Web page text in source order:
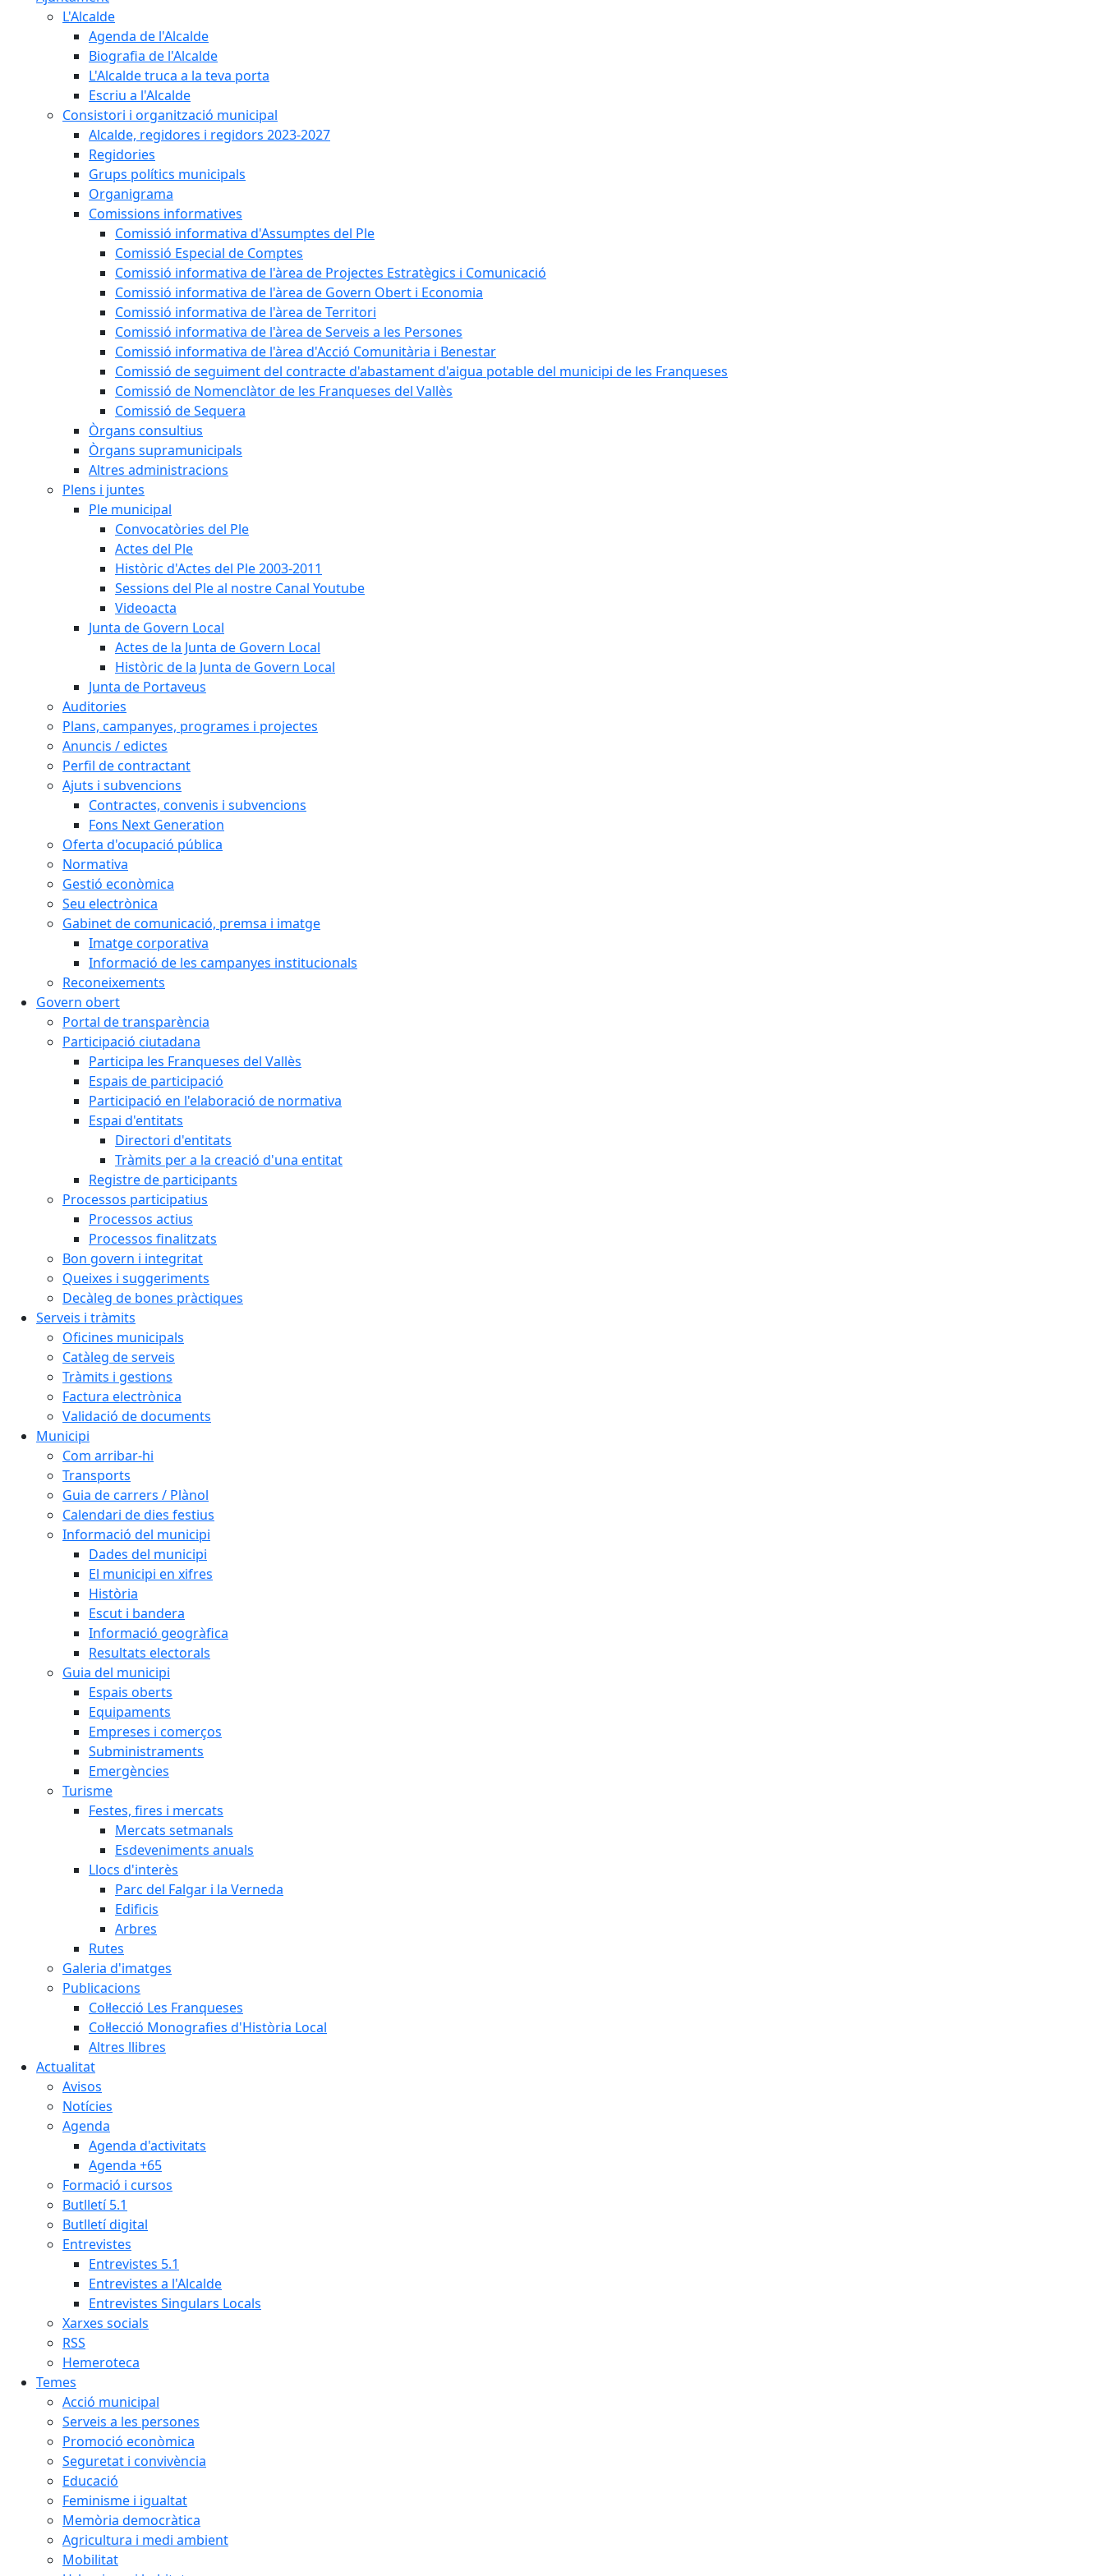
L'Alcalde
Agenda de l'Alcalde
Biografia de l'Alcalde
L'Alcalde truca a la teva porta
Escriu a l'Alcalde
Consistori i organització municipal
Alcalde, regidores i regidors 2023-2027
Regidories
Grups polítics municipals
Organigrama
Comissions informatives
Comissió informativa d'Assumptes del Ple
Comissió Especial de Comptes
Comissió informativa de l'àrea de Projectes Estratègics i Comunicació
Comissió informativa de l'àrea de Govern Obert i Economia
Comissió informativa de l'àrea de Territori
Comissió informativa de l'àrea de Serveis a les Persones
Comissió informativa de l'àrea d'Acció Comunitària i Benestar
Comissió de seguiment del contracte d'abastament d'aigua potable del municipi de les Franqueses
Comissió de Nomenclàtor de les Franqueses del Vallès
Comissió de Sequera
Òrgans consultius
Òrgans supramunicipals
Altres administracions
Plens i juntes
Ple municipal
Convocatòries del Ple
Actes del Ple
Històric d'Actes del Ple 2003-2011
Sessions del Ple al nostre Canal Youtube
Videoacta
Junta de Govern Local
Actes de la Junta de Govern Local
Històric de la Junta de Govern Local
Junta de Portaveus
Auditories
Plans, campanyes, programes i projectes
Anuncis / edictes
Perfil de contractant
Ajuts i subvencions
Contractes, convenis i subvencions
Fons Next Generation
Oferta d'ocupació pública
Normativa
Gestió econòmica
Seu electrònica
Gabinet de comunicació, premsa i imatge
Imatge corporativa
Informació de les campanyes institucionals
Reconeixements
Govern obert
Portal de transparència
Participació ciutadana
Participa les Franqueses del Vallès
Espais de participació
Participació en l'elaboració de normativa
Espai d'entitats
Directori d'entitats
Tràmits per a la creació d'una entitat
Registre de participants
Processos participatius
Processos actius
Processos finalitzats
Bon govern i integritat
Queixes i suggeriments
Decàleg de bones pràctiques
Serveis i tràmits
Oficines municipals
Catàleg de serveis
Tràmits i gestions
Factura electrònica
Validació de documents
Municipi
Com arribar-hi
Transports
Guia de carrers / Plànol
Calendari de dies festius
Informació del municipi
Dades del municipi
El municipi en xifres
Història
Escut i bandera
Informació geogràfica
Resultats electorals
Guia del municipi
Espais oberts
Equipaments
Empreses i comerços
Subministraments
Emergències
Turisme
Festes, fires i mercats
Mercats setmanals
Esdeveniments anuals
Llocs d'interès
Parc del Falgar i la Verneda
Edificis
Arbres
Rutes
Galeria d'imatges
Publicacions
Col·lecció Les Franqueses
Col·lecció Monografies d'Història Local
Altres llibres
Actualitat
Avisos
Notícies
Agenda
Agenda d'activitats
Agenda +65
Formació i cursos
Butlletí 5.1
Butlletí digital
Entrevistes
Entrevistes 5.1
Entrevistes a l'Alcalde
Entrevistes Singulars Locals
Xarxes socials
RSS
Hemeroteca
Temes
Acció municipal
Serveis a les persones
Promoció econòmica
Seguretat i convivència
Educació
Feminisme i igualtat
Memòria democràtica
Agricultura i medi ambient
Mobilitat